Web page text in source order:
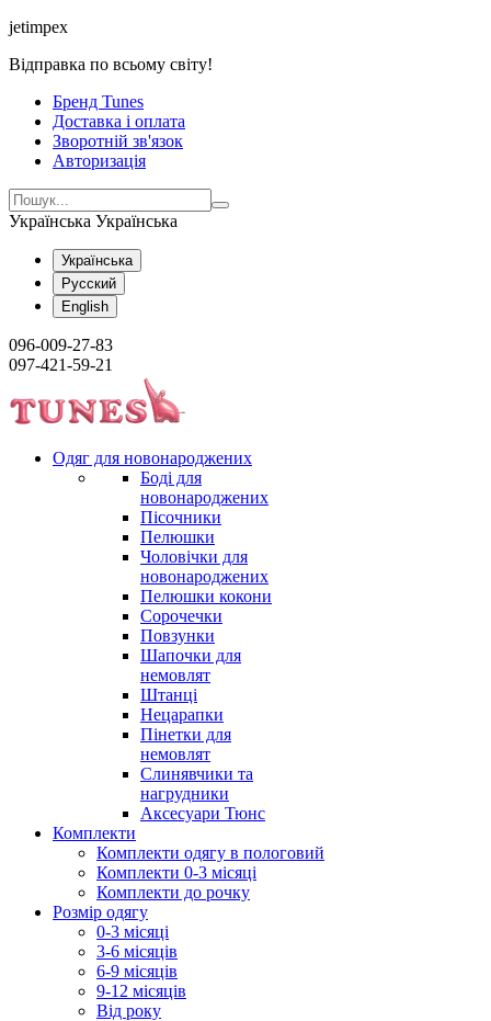
jetimpex
Відправка по всьому світу!
Бренд Tunes
Доставка і оплата
Зворотній зв'язок
Авторизація
Українська Українська
Українська
Русский
English
096-009-27-83
097-421-59-21
Одяг для новонароджених
Боді для
новонароджених
Пісочники
Пелюшки
Чоловічки для
новонароджених
Пелюшки кокони
Сорочечки
Повзунки
Шапочки для
немовлят
Штанці
Нецарапки
Пінетки для
немовлят
Слинявчики та
нагрудники
Аксесуари Тюнс
Комплекти
Комплекти одягу в пологовий
Комплекти 0-3 місяці
Комплекти до рочку
Розмір одягу
0-3 місяці
3-6 місяців
6-9 місяців
9-12 місяців
Від року